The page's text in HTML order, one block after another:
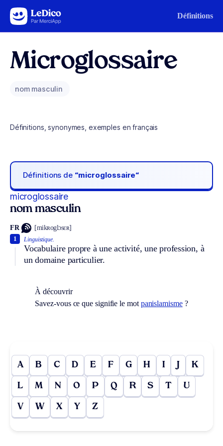
Aller au contenu Définitions
Microglossaire
nom masculin
Définitions, synonymes, exemples en français
Définitions de “microglossaire“
microglossaire
nom masculin
FR [mikʀoglɔsɛʀ]
Linguistique.
Vocabulaire propre à une activité, une profession, à
un domaine particulier.
1
À découvrir
Savez-vous ce que signifie le mot panislamisme?
A B C D E F G H I J K
L M N O P Q R S T U
V W X Y Z